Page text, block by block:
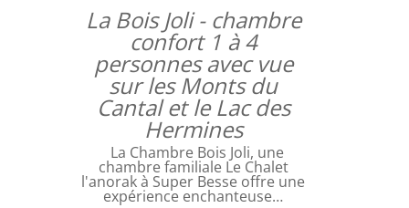
La Bois Joli - chambre
confort 1 à 4
personnes avec vue
sur les Monts du
Cantal et le Lac des
Hermines
La Chambre Bois Joli, une
chambre familiale Le Chalet
l'anorak à Super Besse offre une
expérience enchanteuse…